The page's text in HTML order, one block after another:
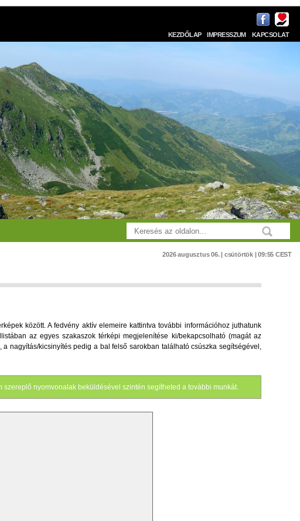
KEZDŐLAP IMPRESSZUM KAPCSOLAT
2026 augusztus 06. | csütörtök | 09:55 CEST
között. A fedvény aktív elemeire kattintva további információhoz juthatunk
az egyes szakaszok térképi megjelenítése ki/bekapcsolható (magát az
nagyítás/kicsinyítés pedig a bal felső sarokban található csúszka segítségével,
szereplő nyomvonalak beküldésével szintén segítheted a további munkát.